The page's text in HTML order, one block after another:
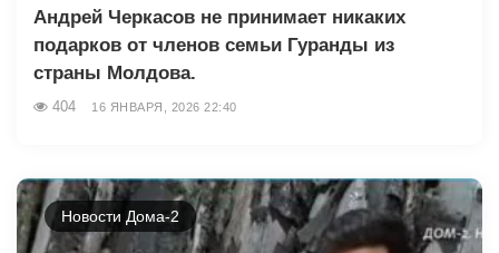
Андрей Черкасов не принимает никаких
подарков от членов семьи Гуранды из
страны Молдова.
404 16 ЯНВАРЯ, 2026 22:40
Новости Дома-2